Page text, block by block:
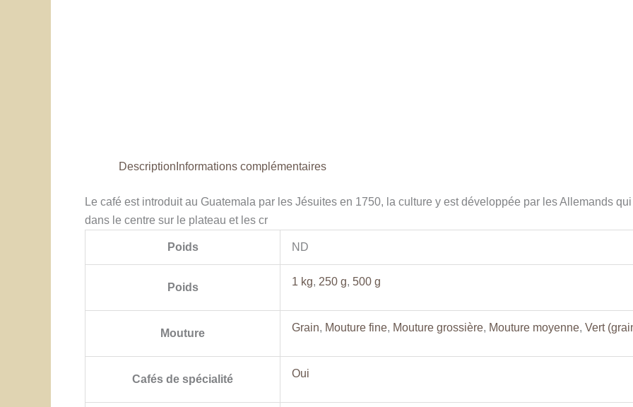
Description Informations complémentaires
Le café est introduit au Guatemala par les Jésuites en 1750, la culture y est développée par les Allemands
dans le centre sur le plateau et les cr
Poids ND
Poids 1 kg, 250 g, 500 g
Mouture Grain, Mouture fine, Mouture grossière, Mouture moyenne, Vert
Cafés de spécialité Oui